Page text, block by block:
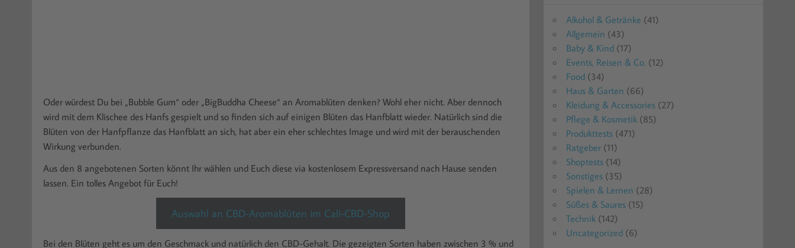
Oder würdest Du bei „Bubble Gum“ oder „BigBuddha Cheese“ an Aromablüten denken? Wohl eher nicht. Aber dennoch
wird mit dem Klischee des Hanfs gespielt und so finden sich auf einigen Blüten das Hanfblatt wieder. Natürlich sind die
Blüten von der Hanfpflanze das Hanfblatt an sich, hat aber ein eher schlechtes Image und wird mit der berauschenden
Wirkung verbunden.
Aus den 8 angebotenen Sorten könnt Ihr wählen und Euch diese via kostenlosem Expressversand nach Hause senden
lassen. Ein tolles Angebot für Euch!
Auswahl an CBD-Aromablüten im Cali-CBD-Shop
Bei den Blüten geht es um den Geschmack und natürlich den CBD-Gehalt. Die gezeigten Sorten haben zwischen 3 % und
Alkohol & Getränke (41)
Allgemein (43)
Baby & Kind (17)
Events, Reisen & Co. (12)
Food (34)
Haus & Garten (66)
Kleidung & Accessories (27)
Pflege & Kosmetik (85)
Produkttests (471)
Ratgeber (11)
Shoptests (14)
Sonstiges (35)
Spielen & Lernen (28)
Süßes & Saures (15)
Technik (142)
Uncategorized (6)